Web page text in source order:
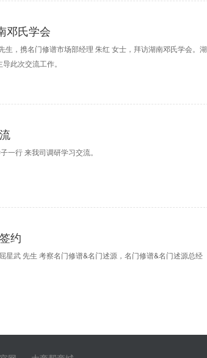
邓氏学会
，携名门修谱市场部经理 朱红 女士，拜访湖南邓氏学会。湖
此次交流工作。
行 来我司调研学习交流。
约
武 先生 考察名门修谱&名门述源，名门修谱&名门述源总经